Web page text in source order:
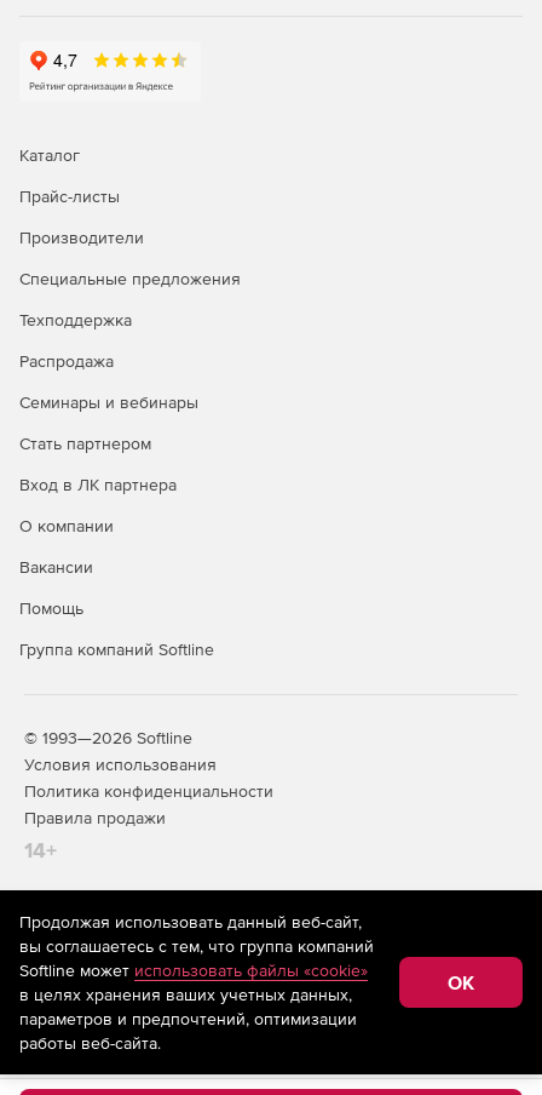
Каталог
Прайс-листы
Производители
Специальные предложения
Техподдержка
Распродажа
Семинары и вебинары
Стать партнером
Вход в ЛК партнера
О компании
Вакансии
Помощь
Группа компаний Softline
© 1993—2026 Softline
Условия использования
Политика конфиденциальности
Правила продажи
14+
На информационном ресурсе store.softline.ru применяются
рекомендательные технологии(информационные технологии
предоставления информации на основе сбора,
систематизации и анализа сведений, относящихся к
предпочтениям пользователей сети «Интернет»,
находящихся на территории Российской Федерации)
Продолжая использовать данный веб-сайт,
вы соглашаетесь с тем, что группа компаний
Softline может использовать файлы «cookie»
в целях хранения ваших учетных данных,
параметров и предпочтений, оптимизации
работы веб-сайта.
OK